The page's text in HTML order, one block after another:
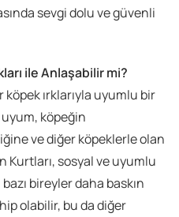
sevgi dolu ve güvenli
ile Anlaşabilir mi?
ırklarıyla uyumlu bir
köpeğin
ve diğer köpeklerle olan
Kurtları, sosyal ve uyumlu
bireyler daha baskın
olabilir, bu da diğer